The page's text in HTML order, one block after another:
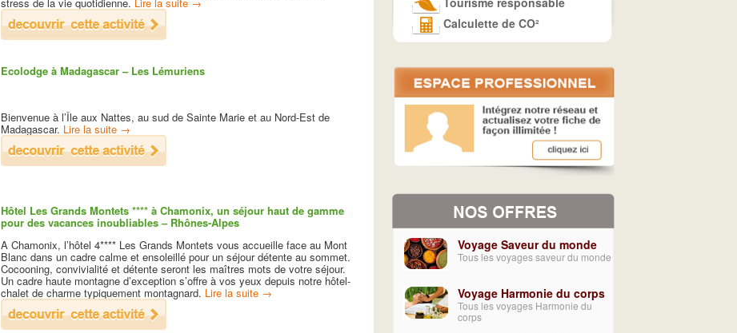
Ecolodge à Madagascar – Les Lémuriens
Bienvenue à l’Île aux Nattes, au sud de Sainte Marie et au Nord-Est de
Madagascar. Lire la suite →
Hôtel Les Grands Montets **** à Chamonix, un séjour haut de gamme
pour des vacances inoubliables – Rhônes-Alpes
A Chamonix, l’hôtel 4**** Les Grands Montets vous accueille face au Mont
Blanc dans un cadre calme et ensoleillé pour un séjour détente au sommet.
Cocooning, convivialité et détente seront les maîtres mots de votre séjour.
Un cadre haute montagne d’exception s’offre à vos yeux depuis notre hôtel-
chalet de charme typiquement montagnard. Lire la suite →
Calculette de CO²
Voyage Saveur du monde
Tous les voyages saveur du monde
Voyage Harmonie du corps
Tous les voyages Harmonie du
corps